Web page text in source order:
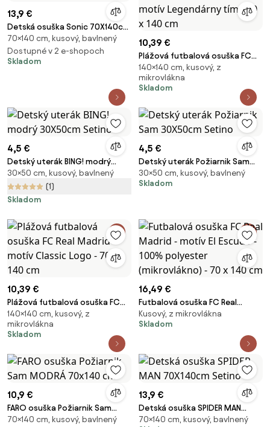
13,9 €
Detská osuška Sonic 70X140cm
Faro
70×140 cm, kusový, bavlnený
Dostupné v 2 e-shopoch
Skladom
10,39 €
Plážová futbalová osuška FC
Real Madrid – motív
Legendárny tím - 70 x 140 cm
140×140 cm, kusový, z
mikrovlákna
Skladom
4,5 €
Detský uterák BING! modrý
30X50cm Setino
30×50 cm, kusový, bavlnený
(1)
Skladom
4,5 €
Detský uterák Požiarnik Sam
30X50cm Setino
30×50 cm, kusový, bavlnený
Skladom
10,39 €
Plážová futbalová osuška FC
Real Madrid – motív Classic
Logo - 70 x 140 cm
140×140 cm, kusový, z
mikrovlákna
Skladom
16,49 €
Futbalová osuška FC Real
Madrid - motív El Escudo - 100%
polyester (mikrovlákno) - 70 x
Kusový, z mikrovlákna
Skladom
10,9 €
FARO osuška Požiarnik Sam
MODRÁ 70x140 cm
70×140 cm, kusový, bavlnený
13,9 €
Detská osuška SPIDER MAN
70X140cm Setino
70×140 cm, kusový, bavlnený